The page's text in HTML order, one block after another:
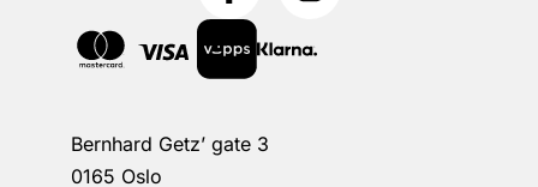
Bernhard Getz’ gate 3
0165 Oslo